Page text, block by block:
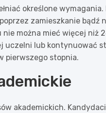
określone
zamieszkanie bądź
można mieć więcej niż
uczelni lub kontynuować
pierwszego stopnia.
akademickich.